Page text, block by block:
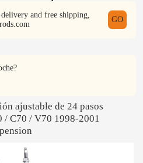
and free shipping,
GO
REVISIÓN
ajustable de 24 pasos
/ C70 / V70 1998-2001